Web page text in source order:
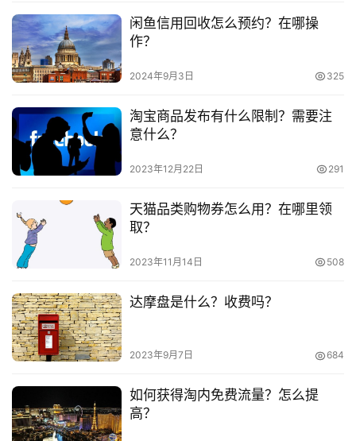
淘
宝
分
淘宝动态评分怎么做能提升?低于多少会降权?
淘宝店铺怎么关联淘宝特价版?有哪些步骤?
若转载，请注明出处：
https://www.zaotuan.com.cn/141285.html
版权声明：本文内容由互联网用户自发贡献，该文观点仅代表
作者本人。本站仅提供信息存储空间服务，不拥有所有权，不
承担相关法律责任。如发现本站有涉嫌抄袭侵权/违法违规的内
容， 请发送邮件至 153055113@qq.com 举报，一经查实，
本站将立刻删除。
闲鱼信用回收怎么预约？在哪操
作？
2024年9月3日 325
淘宝商品发布有什么限制？需要注
意什么？
2023年12月22日 291
天猫品类购物券怎么用？在哪里领
取？
2023年11月14日 508
达摩盘是什么？收费吗？
2023年9月7日 684
如何获得淘内免费流量？怎么提
高？